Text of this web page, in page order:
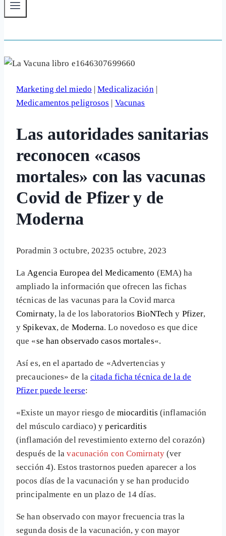
Marketing del miedo |Medicalización|
Medicamentos peligrosos | Vacunas
Las autoridades sanitarias
reconocen «casos
mortales» con las vacunas
Covid de Pfizer y de
Moderna
Poradmin 3 octubre, 20235 octubre, 2023
LaAgencia Europea del Medicamento (EMA) ha
ampliado la información que ofrecen las fichas
técnicas de las vacunas para la Covid marca
Comirnaty, la de los laboratoriosBioNTechy Pfizer,
y Spikevax, de Moderna. Lo novedoso es que dice
que «se han observado casos mortales«.
Así es, en el apartado de «Advertencias y
precauciones» de lacitada ficha técnica de la de
Pfizer puede leerse:
«Existe un mayor riesgo de miocarditis (inflamación
del músculo cardiaco) ypericarditis
(inflamación del revestimiento externo del corazón)
después de lavacunación con Comirnaty(ver
sección 4). Estos trastornos pueden aparecer a los
pocos días de la vacunación y se han producido
principalmente en un plazo de 14 días.
Se han observado con mayor frecuencia tras la
segunda dosis de la vacunación, y con mayor